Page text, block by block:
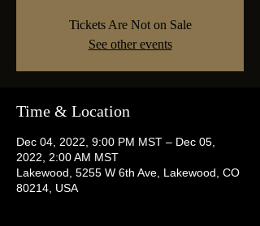
Tickets Are Not on Sale
See other events
Time & Location
Dec 04, 2022, 9:00 PM MST – Dec 05,
2022, 2:00 AM MST
Lakewood, 5255 W 6th Ave, Lakewood, CO
80214, USA